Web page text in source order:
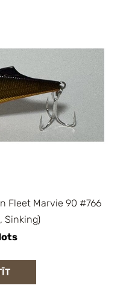
Fleet Marvie 90 #766
Sinking)